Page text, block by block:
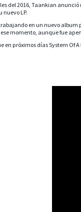
del 2016, Taankian
nuevo LP.
en un nuevo album
momento, aunque fue
en próximos días System Of